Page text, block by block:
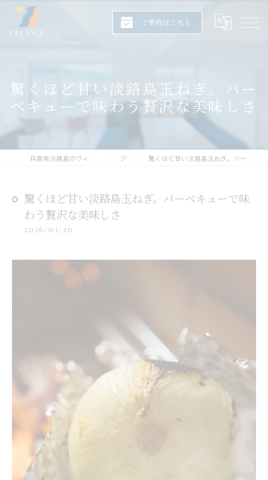
ご予約はこちら
驚くほど甘い淡路島玉ねぎ。バー
ベキューで味わう贅沢な美味しさ
兵庫県淡路島のヴィラならヴィランス淡路島 ブログ 驚くほど甘い淡路島玉ねぎ。バーベキューで味わう贅沢な美味しさ
驚くほど甘い淡路島玉ねぎ。バーベキューで味
わう贅沢な美味しさ
2026/03/20